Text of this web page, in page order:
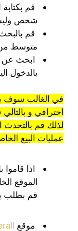
قم بكتابة
شخص
قم بالبحث
متوسط من
ابحث عن
بالدخول
في الغالب سوف
احترافي و بالتالي
لذلك قم بالتحدث
عمليات البيع
اذا قاموا
الموقع
قم بطلب
موقع